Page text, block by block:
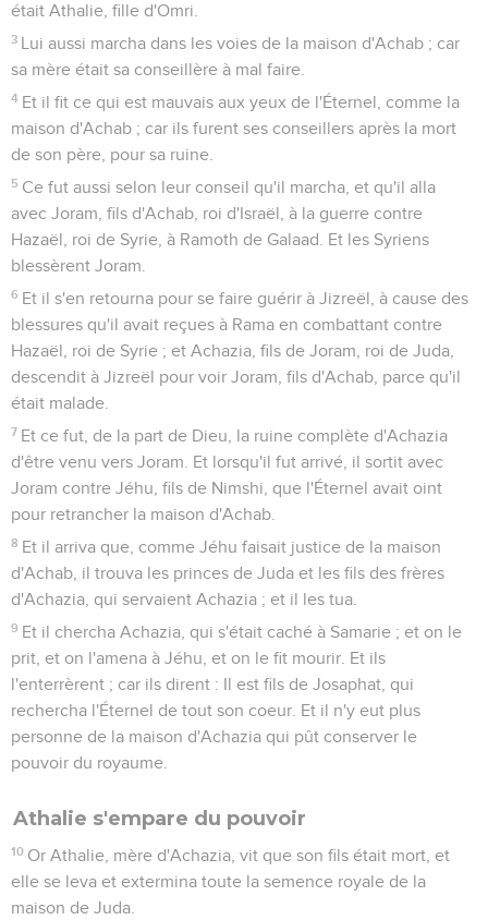
était Athalie, fille d'Omri.
3 Lui aussi marcha dans les voies de la maison d'Achab ; car
sa mère était sa conseillère à mal faire.
4 Et il fit ce qui est mauvais aux yeux de l'Éternel, comme la
maison d'Achab ; car ils furent ses conseillers après la mort
de son père, pour sa ruine.
5 Ce fut aussi selon leur conseil qu'il marcha, et qu'il alla
avec Joram, fils d'Achab, roi d'Israël, à la guerre contre
Hazaël, roi de Syrie, à Ramoth de Galaad. Et les Syriens
blessèrent Joram.
6 Et il s'en retourna pour se faire guérir à Jizreël, à cause des
blessures qu'il avait reçues à Rama en combattant contre
Hazaël, roi de Syrie ; et Achazia, fils de Joram, roi de Juda,
descendit à Jizreël pour voir Joram, fils d'Achab, parce qu'il
était malade.
7 Et ce fut, de la part de Dieu, la ruine complète d'Achazia
d'être venu vers Joram. Et lorsqu'il fut arrivé, il sortit avec
Joram contre Jéhu, fils de Nimshi, que l'Éternel avait oint
pour retrancher la maison d'Achab.
8 Et il arriva que, comme Jéhu faisait justice de la maison
d'Achab, il trouva les princes de Juda et les fils des frères
d'Achazia, qui servaient Achazia ; et il les tua.
9 Et il chercha Achazia, qui s'était caché à Samarie ; et on le
prit, et on l'amena à Jéhu, et on le fit mourir. Et ils
l'enterrèrent ; car ils dirent : Il est fils de Josaphat, qui
rechercha l'Éternel de tout son coeur. Et il n'y eut plus
personne de la maison d'Achazia qui pût conserver le
pouvoir du royaume.
Athalie s'empare du pouvoir
10 Or Athalie, mère d'Achazia, vit que son fils était mort, et
elle se leva et extermina toute la semence royale de la
maison de Juda.